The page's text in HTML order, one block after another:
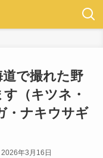
で撮れた野
（キツネ・
・ナキウサギ
2026年3月16日